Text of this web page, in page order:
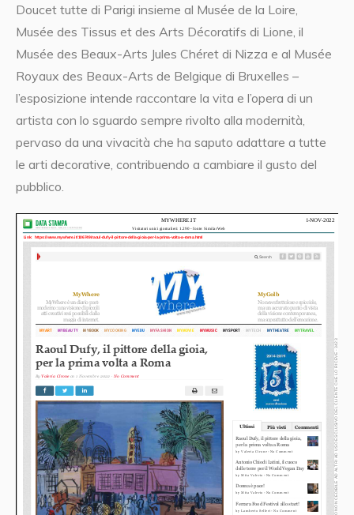
Doucet tutte di Parigi insieme al Musée de la Loire,
Musée des Tissus et des Arts Décoratifs di Lione, il
Musée des Beaux-Arts Jules Chéret di Nizza e al Musée
Royaux des Beaux-Arts de Belgique di Bruxelles –
l’esposizione intende raccontare la vita e l’opera di un
artista con lo sguardo sempre rivolto alla modernità,
pervaso da una vivacità che ha saputo adattare a tutte
le arti decorative, contribuendo a cambiare il gusto del
pubblico.